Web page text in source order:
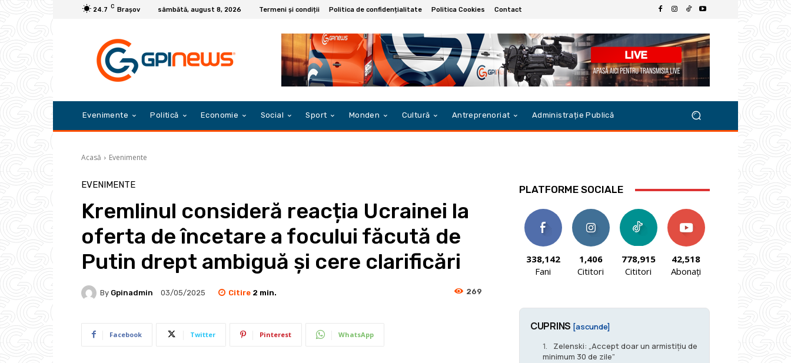
24.7 C Braşov sâmbătă, august 8, 2026 Termeni și condiții Politica de confidențialitate Politica Cookies Contact
Evenimente Politică Economie Social Sport Monden Cultură Antreprenoriat Administrație Publică
Acasă Evenimente
EVENIMENTE
Kremlinul consideră reacția Ucrainei la
oferta de încetare a focului făcută de
Putin drept ambiguă și cere clarificări
By Gpinadmin 03/05/2025 Citire 2 min. 269
Facebook Twitter Pinterest WhatsApp
PLATFORME SOCIALE
338,142
Fani
1,406
Cititori
778,915
Cititori
42,518
Abonați
CUPRINS [ascunde]
Zelenski: „Accept doar un armistițiu de
minimum 30 de zile”